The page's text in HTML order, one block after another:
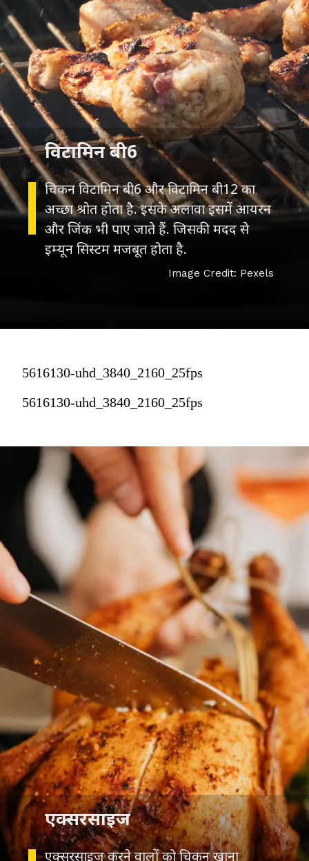
चिकन विटामिन बी6 और विटामिन बी12 का
अच्छा श्रोत होता है. इसके अलावा इसमें आयरन
और जिंक भी पाए जाते हैं. जिसकी मदद से
इम्यून सिस्टम मजबूत होता है.
विटामिन बी6
Image Credit: Pexels
5616130-uhd_3840_2160_25fps
5616130-uhd_3840_2160_25fps
एक्सरसाइज करने वालों को चिकन खाना
एक्सरसाइज